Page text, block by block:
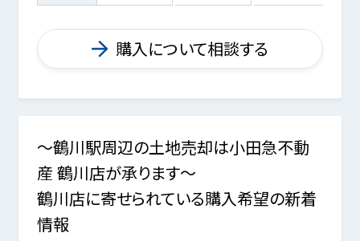
購入について相談する
～鶴川駅周辺の土地売却は小田急不動
産 鶴川店が承ります～
鶴川店に寄せられている購入希望の新着
情報